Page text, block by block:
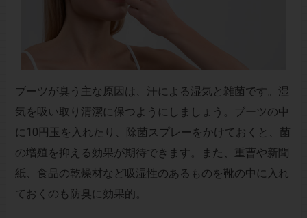
ブーツが臭う主な原因は、汗による湿気と雑菌です。湿
気を吸い取り清潔に保つようにしましょう。ブーツの中
に10円玉を入れたり、除菌スプレーをかけておくと、菌
の増殖を抑える効果が期待できます。また、重曹や新聞
紙、食品の乾燥材など吸湿性のあるものを靴の中に入れ
ておくのも防臭に効果的。